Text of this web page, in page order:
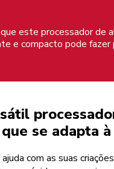
este processador de
e compacto pode fazer
se adapta
com as suas